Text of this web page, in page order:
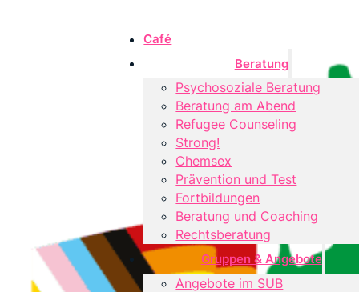
Café
Beratung
Psychosoziale Beratung
Beratung am Abend
Refugee Counseling
Strong!
Chemsex
Prävention und Test
Fortbildungen
Beratung und Coaching
Rechtsberatung
Gruppen & Angebote
Angebote im SUB